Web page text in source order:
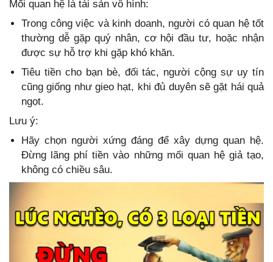
Mối quan hệ là tài sản vô hình:
Trong công việc và kinh doanh, người có quan hệ tốt
thường dễ gặp quý nhân, cơ hội đầu tư, hoặc nhận
được sự hỗ trợ khi gặp khó khăn.
Tiêu tiền cho bạn bè, đối tác, người cộng sự uy tín
cũng giống như gieo hạt, khi đủ duyên sẽ gặt hái quả
ngọt.
Lưu ý:
Hãy chọn người xứng đáng để xây dựng quan hệ.
Đừng lãng phí tiền vào những mối quan hệ giả tạo,
không có chiều sâu.